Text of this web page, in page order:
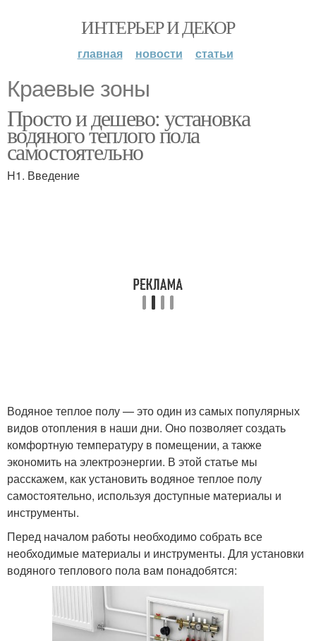
ИНТЕРЬЕР И ДЕКОР
главная новости статьи
Краевые зоны
Просто и дешево: установка
водяного теплого пола
самостоятельно
H1. Введение
Водяное теплое полу — это один из самых популярных
видов отопления в наши дни. Оно позволяет создать
комфортную температуру в помещении, а также
экономить на электроэнергии. В этой статье мы
расскажем, как установить водяное теплое полу
самостоятельно, используя доступные материалы и
инструменты.
Перед началом работы необходимо собрать все
необходимые материалы и инструменты. Для установки
водяного теплового пола вам понадобятся: